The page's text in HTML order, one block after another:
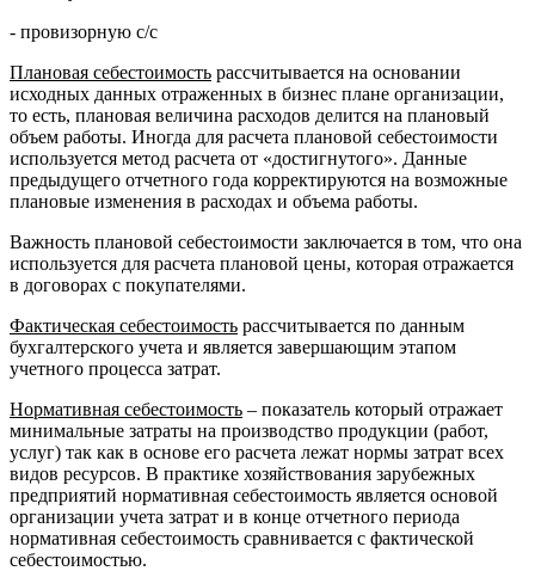
- провизорную с/с
Плановая себестоимость рассчитывается на основании
исходных данных отраженных в бизнес плане организации,
то есть, плановая величина расходов делится на плановый
объем работы. Иногда для расчета плановой себестоимости
используется метод расчета от «достигнутого». Данные
предыдущего отчетного года корректируются на возможные
плановые изменения в расходах и объема работы.
Важность плановой себестоимости заключается в том, что она
используется для расчета плановой цены, которая отражается
в договорах с покупателями.
Фактическая себестоимость рассчитывается по данным
бухгалтерского учета и является завершающим этапом
учетного процесса затрат.
Нормативная себестоимость – показатель который отражает
минимальные затраты на производство продукции (работ,
услуг) так как в основе его расчета лежат нормы затрат всех
видов ресурсов. В практике хозяйствования зарубежных
предприятий нормативная себестоимость является основой
организации учета затрат и в конце отчетного периода
нормативная себестоимость сравнивается с фактической
себестоимостью.